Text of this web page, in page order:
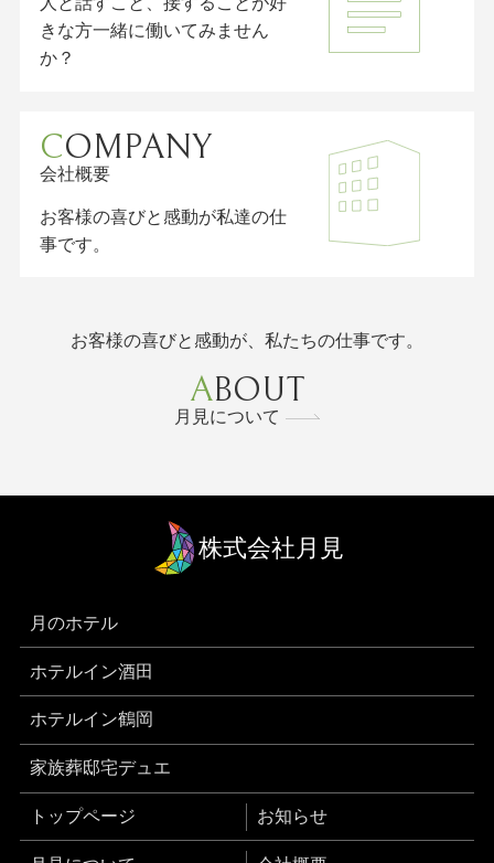
きな方一緒に働いてみません
か？
COMPANY
会社概要
お客様の喜びと感動が私達の仕
事です。
お客様の喜びと感動が、私たちの仕事です。
ABOUT
月見について
株式会社月見
月のホテル
ホテルイン酒田
ホテルイン鶴岡
家族葬邸宅デュエ
トップページ お知らせ